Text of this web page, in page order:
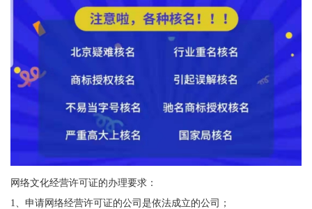
网络文化经营许可证的办理要求：
1、申请网络经营许可证的公司是依法成立的公司；